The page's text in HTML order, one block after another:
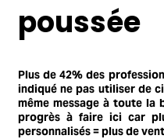
poussée
Plus de 42% des
indiqué ne pas utiliser de
même message à toute la
progrès à faire ici car
personnalisés = plus de